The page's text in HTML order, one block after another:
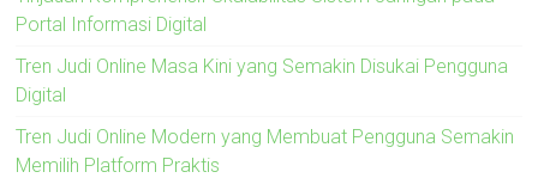
Portal Informasi Digital
Tren Judi Online Masa Kini yang Semakin Disukai Pengguna
Digital
Tren Judi Online Modern yang Membuat Pengguna Semakin
Memilih Platform Praktis